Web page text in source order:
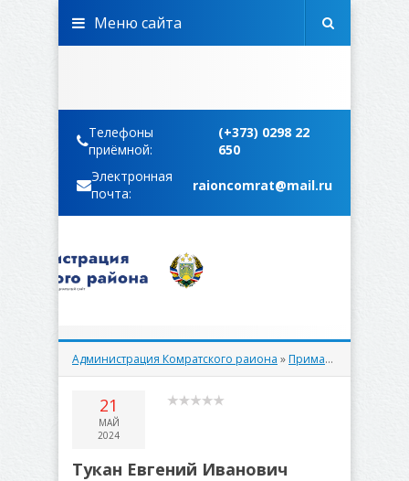
Телефоны
приёмной:
(+373) 0298 22
650
Электронная
почта:
raioncomrat@mail.ru
Меню сайта
Администрация Комратского раиона »Примары
21
МАЙ
2024
Тукан Евгений Иванович